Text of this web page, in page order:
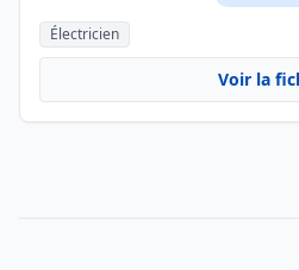
Électricien
Voir la